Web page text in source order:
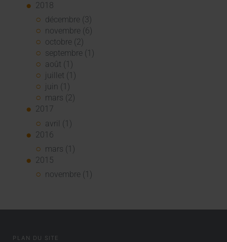
2018
décembre (3)
novembre (6)
octobre (2)
septembre (1)
août (1)
juillet (1)
juin (1)
mars (2)
2017
avril (1)
2016
mars (1)
2015
novembre (1)
PLAN DU SITE